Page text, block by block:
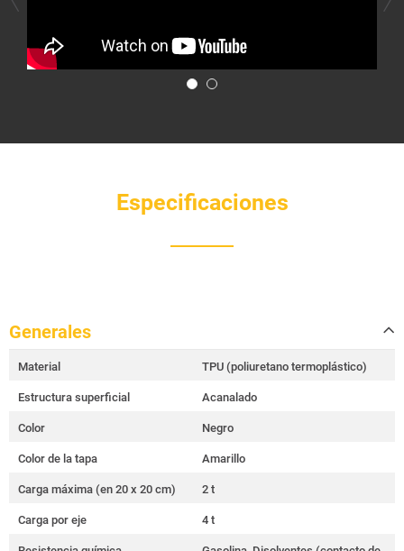
Especificaciones
Generales
Material TPU (poliuretano termoplástico)
Estructura superficial Acanalado
Color Negro
Color de la tapa Amarillo
Carga máxima (en 20 x 20 cm) 2 t
Carga por eje 4 t